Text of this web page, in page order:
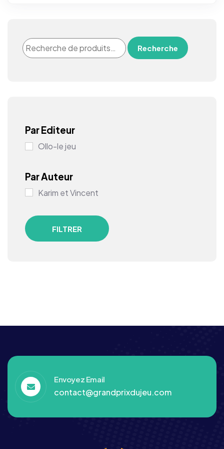
Recherche
Par Editeur
Ollo-le jeu
Par Auteur
Karim et Vincent
FILTRER
Envoyez Email
contact@grandprixdujeu.com